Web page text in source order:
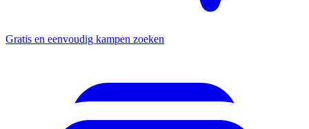
Gratis en eenvoudig kampen zoeken